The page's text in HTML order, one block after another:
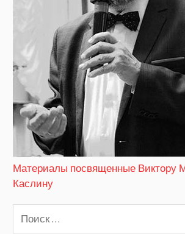
Материалы посвященные Виктору
Каслину